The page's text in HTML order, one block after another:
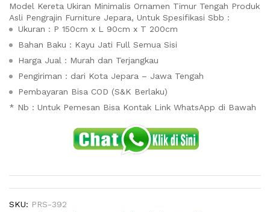
Model Kereta Ukiran Minimalis Ornamen Timur Tengah Produk
Asli Pengrajin Furniture Jepara, Untuk Spesifikasi Sbb :
Ukuran : P 150cm x L 90cm x T 200cm
Bahan Baku : Kayu Jati Full Semua Sisi
Harga Jual : Murah dan Terjangkau
Pengiriman : dari Kota Jepara – Jawa Tengah
Pembayaran Bisa COD (S&K Berlaku)
* Nb : Untuk Pemesan Bisa Kontak Link WhatsApp di Bawah
SKU: PRS-392